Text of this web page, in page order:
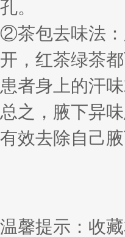
孔。
②茶包去味法：
开，红茶绿茶
患者身上的汗味
总之，腋下异
有效去除自己腋
温馨提示：收